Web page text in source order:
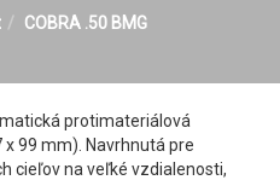
COBRA .50 BMG
protimateriálová
x 99 mm). Navrhnutá pre
cieľov na veľké vzdialenosti,